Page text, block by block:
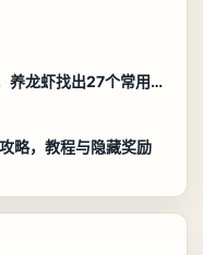
聪明开局吧第147关攻略，养龙虾找出27个常用字通关答案
略，教程与隐藏奖励